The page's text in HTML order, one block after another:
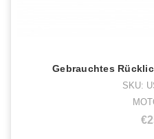
Gebrauchtes
SKU: